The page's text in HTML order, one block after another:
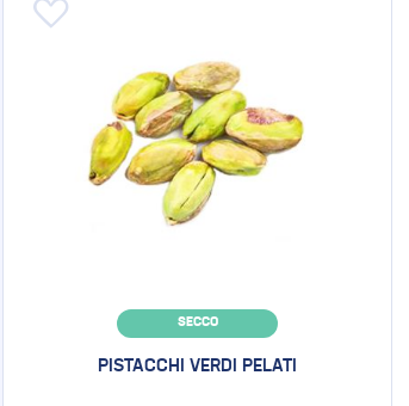
SECCO
PISTACCHI VERDI PELATI